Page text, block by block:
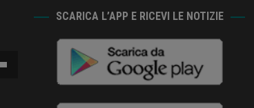
SCARICA L’APP E RICEVI LE NOTIZIE